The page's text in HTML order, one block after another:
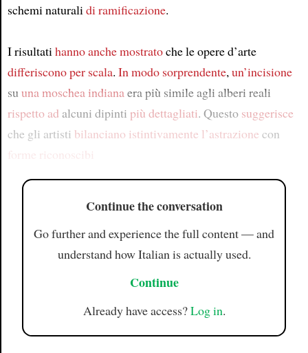
schemi naturali di ramificazione.
I risultati hanno anche mostratoche le opere d’arte
differiscono per scala. In modo sorprendente, un’incisione
su una moschea indiana era più simile agli alberi reali
rispetto ad alcuni dipinti più dettagliati. Questo suggerisce
che gli artisti bilanciano istintivamente l’astrazione con
forme riconoscibi
Continue the conversation
Go further and experience the full content — and
understand how Italian is actually used.
Continue
Already have access?Log in.